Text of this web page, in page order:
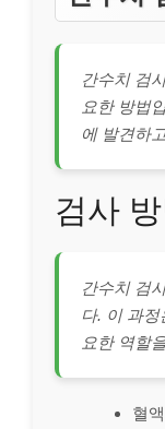
간수치 검
요한 방법
에 발견하
검사
간수치 검
다. 이 과
요한 역할
혈